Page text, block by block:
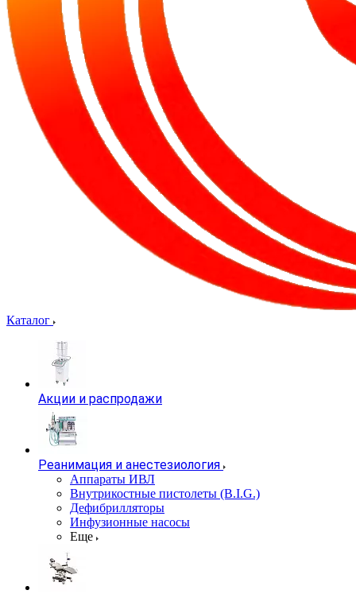
Каталог
Акции и распродажи
Реанимация и анестезиология
Аппараты ИВЛ
Внутрикостные пистолеты (B.I.G.)
Дефибрилляторы
Инфузионные насосы
Еще